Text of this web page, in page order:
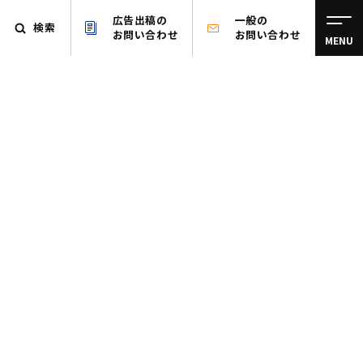
検索
広告出稿の
お問い合わせ
一般の
お問い合わせ
MENU